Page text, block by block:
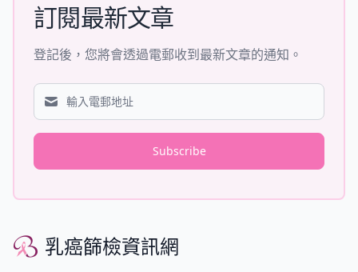
訂閱最新文章
登記後，您將會透過電郵收到最新文章的通知。
Subscribe
乳癌篩檢資訊網
乳癌篩檢資訊網